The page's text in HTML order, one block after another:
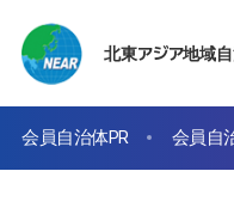
北東アジア地域
会員自治体PR 会員自